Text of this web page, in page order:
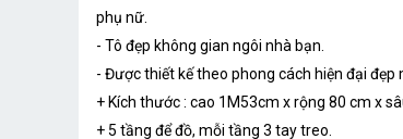
phụ nữ.
- Tô đẹp không gian ngôi nhà bạn.
- Được thiết kế theo phong cách hiện đại đẹp
+ Kích thước : cao 1M53cm x rộng 80 cm x
+ 5 tầng để đồ, mỗi tầng 3 tay treo.